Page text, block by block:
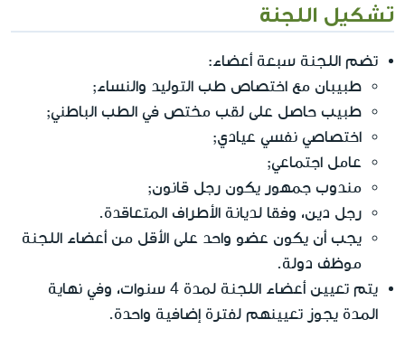
تشكيل اللجنة
تضم اللجنة سبعة أعضاء:
طبيبان مع اختصاص طب التوليد والنساء;
طبيب حاصل على لقب مختص في الطب الباطني;
اختصاصي نفسي عيادي;
عامل اجتماعي;
مندوب جمهور يكون رجل قانون;
رجل دين، وفقا لديانة الأطراف المتعاقدة.
يجب أن يكون عضو واحد على الأقل من أعضاء اللجنة
موظف دولة.
يتم تعيين أعضاء اللجنة لمدة 4 سنوات، وفي نهاية
المدة يجوز تعيينهم لفترة إضافية واحدة.